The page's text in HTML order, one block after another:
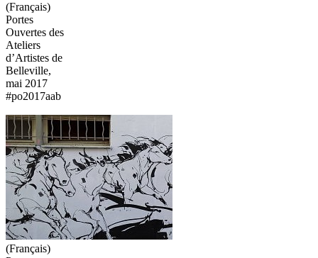
(Français)
Portes
Ouvertes des
Ateliers
d’Artistes de
Belleville,
mai 2017
#po2017aab
(Français)